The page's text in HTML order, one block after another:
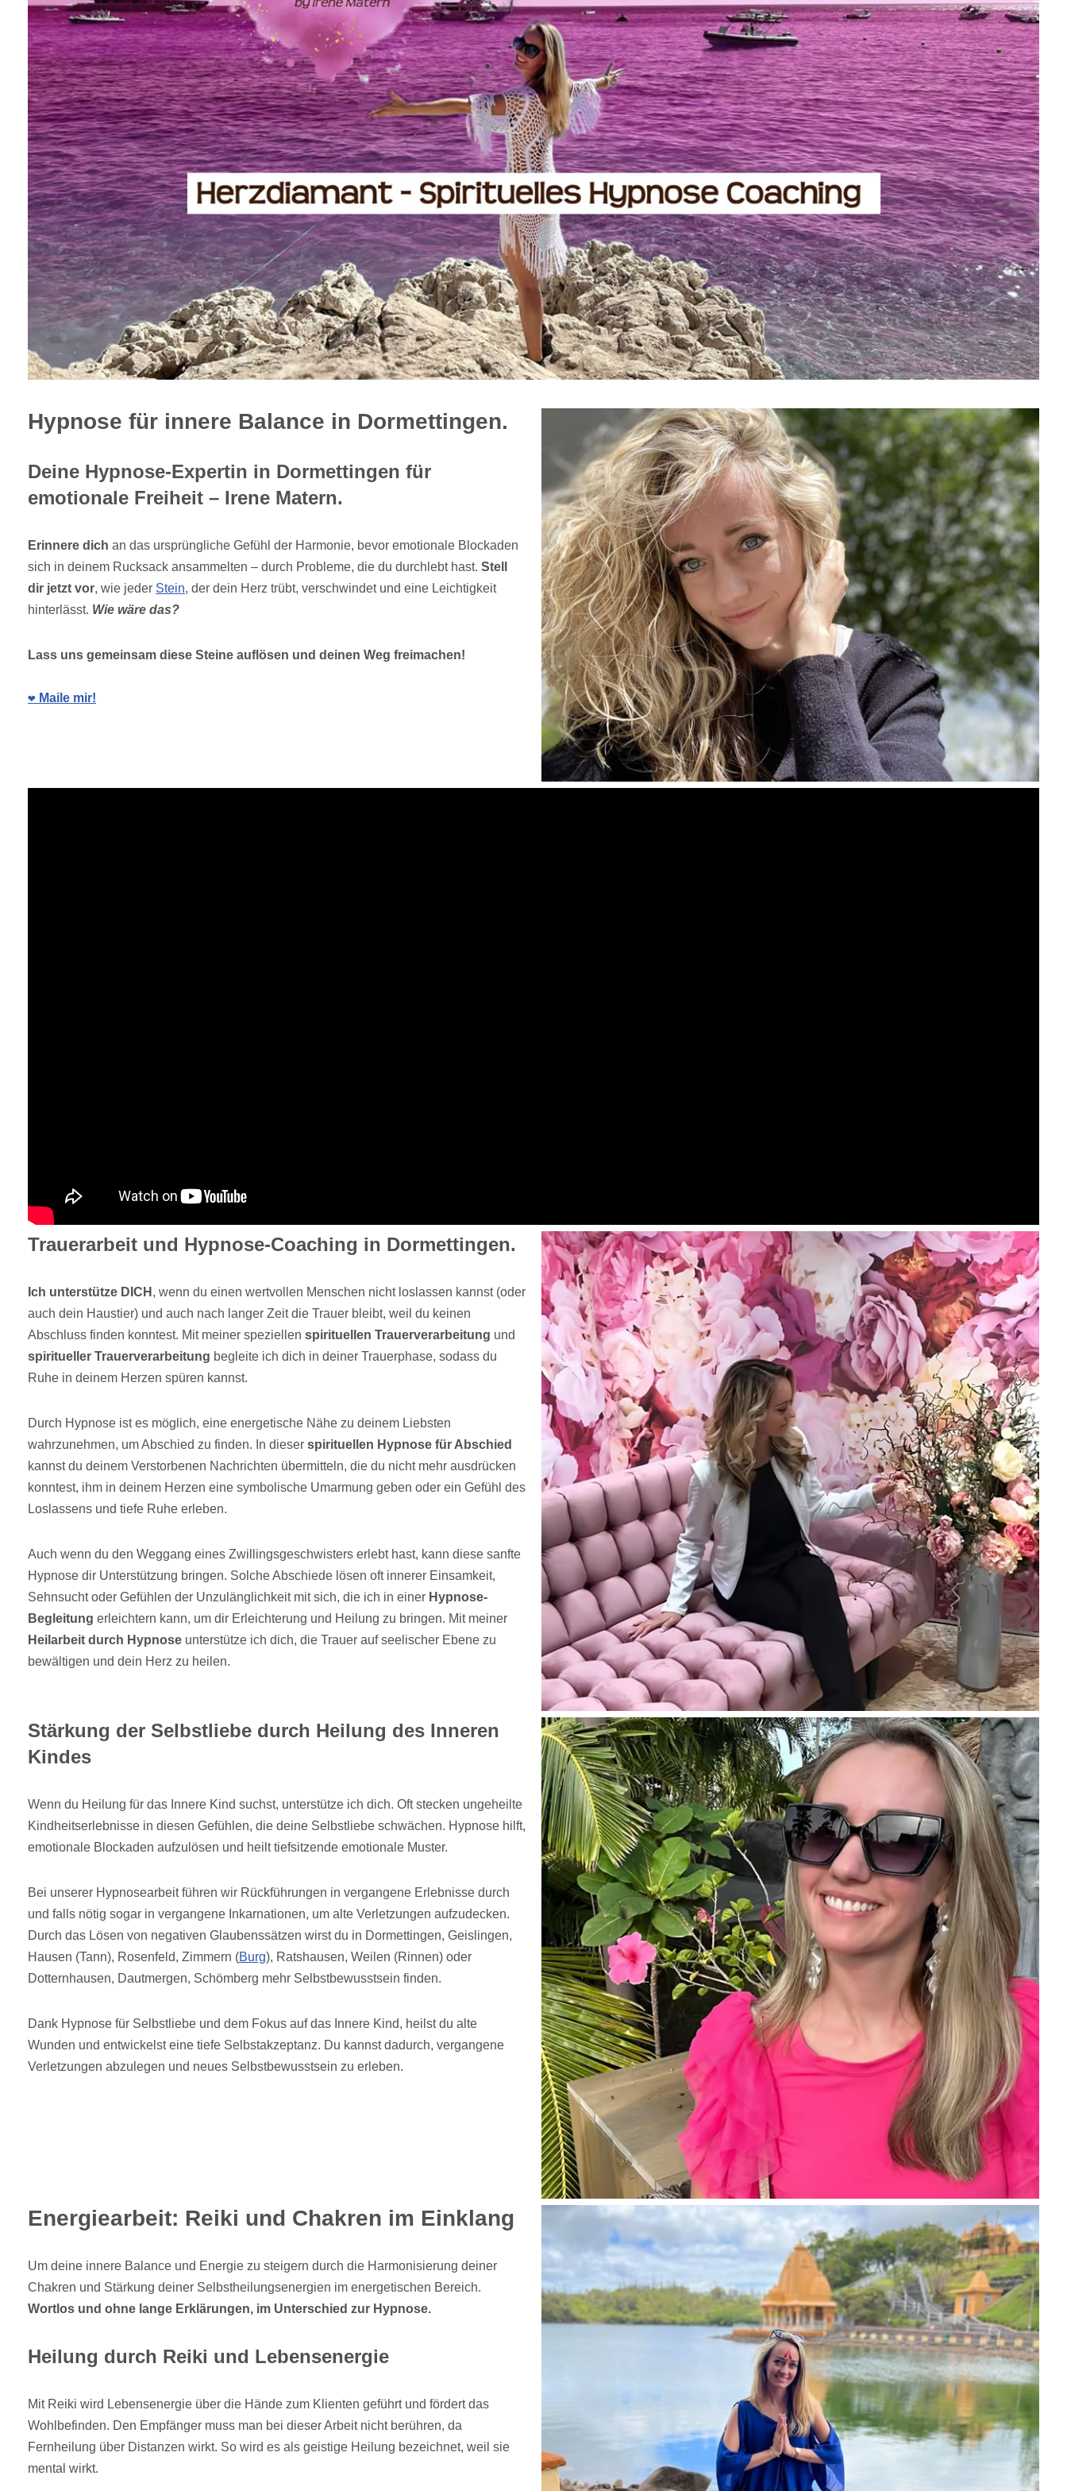
Hypnose für innere Balance in Dormettingen.
Deine Hypnose-Expertin in Dormettingen für
emotionale Freiheit – Irene Matern.
Erinnere dich an das ursprüngliche Gefühl der Harmonie, bevor emotionale Blockaden
sich in deinem Rucksack ansammelten – durch Probleme, die du durchlebt hast. Stell
dir jetzt vor, wie jeder Stein, der dein Herz trübt, verschwindet und eine Leichtigkeit
hinterlässt. Wie wäre das?
Lass uns gemeinsam diese Steine auflösen und deinen Weg freimachen!
❤️ Maile mir!
Trauerarbeit und Hypnose-Coaching in Dormettingen.
Ich unterstütze DICH , wenn du einen wertvollen Menschen nicht loslassen kannst (oder
auch dein Haustier) und auch nach langer Zeit die Trauer bleibt, weil du keinen
Abschluss finden konntest. Mit meiner speziellen spirituellen Trauerverarbeitung und
spiritueller Trauerverarbeitung begleite ich dich in deiner Trauerphase, sodass du
Ruhe in deinem Herzen spüren kannst.
Durch Hypnose ist es möglich, eine energetische Nähe zu deinem Liebsten
wahrzunehmen, um Abschied zu finden. In dieser spirituellen Hypnose für Abschied
kannst du deinem Verstorbenen Nachrichten übermitteln, die du nicht mehr ausdrücken
konntest, ihm in deinem Herzen eine symbolische Umarmung geben oder ein Gefühl des
Loslassens und tiefe Ruhe erleben.
Auch wenn du den Weggang eines Zwillingsgeschwisters erlebt hast, kann diese sanfte
Hypnose dir Unterstützung bringen. Solche Abschiede lösen oft innerer Einsamkeit,
Sehnsucht oder Gefühlen der Unzulänglichkeit mit sich, die ich in einer Hypnose-
Begleitung erleichtern kann, um dir Erleichterung und Heilung zu bringen. Mit meiner
Heilarbeit durch Hypnose unterstütze ich dich, die Trauer auf seelischer Ebene zu
bewältigen und dein Herz zu heilen.
Stärkung der Selbstliebe durch Heilung des Inneren
Kindes
Wenn du Heilung für das Innere Kind suchst, unterstütze ich dich. Oft stecken ungeheilte
Kindheitserlebnisse in diesen Gefühlen, die deine Selbstliebe schwächen. Hypnose hilft,
emotionale Blockaden aufzulösen und heilt tiefsitzende emotionale Muster.
Bei unserer Hypnosearbeit führen wir Rückführungen in vergangene Erlebnisse durch
und falls nötig sogar in vergangene Inkarnationen, um alte Verletzungen aufzudecken.
Durch das Lösen von negativen Glaubenssätzen wirst du in Dormettingen, Geislingen,
Hausen (Tann), Rosenfeld, Zimmern (Burg), Ratshausen, Weilen (Rinnen) oder
Dotternhausen, Dautmergen, Schömberg mehr Selbstbewusstsein finden.
Dank Hypnose für Selbstliebe und dem Fokus auf das Innere Kind, heilst du alte
Wunden und entwickelst eine tiefe Selbstakzeptanz. Du kannst dadurch, vergangene
Verletzungen abzulegen und neues Selbstbewusstsein zu erleben.
Energiearbeit: Reiki und Chakren im Einklang
Um deine innere Balance und Energie zu steigern durch die Harmonisierung deiner
Chakren und Stärkung deiner Selbstheilungsenergien im energetischen Bereich.
Wortlos und ohne lange Erklärungen, im Unterschied zur Hypnose.
Heilung durch Reiki und Lebensenergie
Mit Reiki wird Lebensenergie über die Hände zum Klienten geführt und fördert das
Wohlbefinden. Den Empfänger muss man bei dieser Arbeit nicht berühren, da
Fernheilung über Distanzen wirkt. So wird es als geistige Heilung bezeichnet, weil sie
mental wirkt.